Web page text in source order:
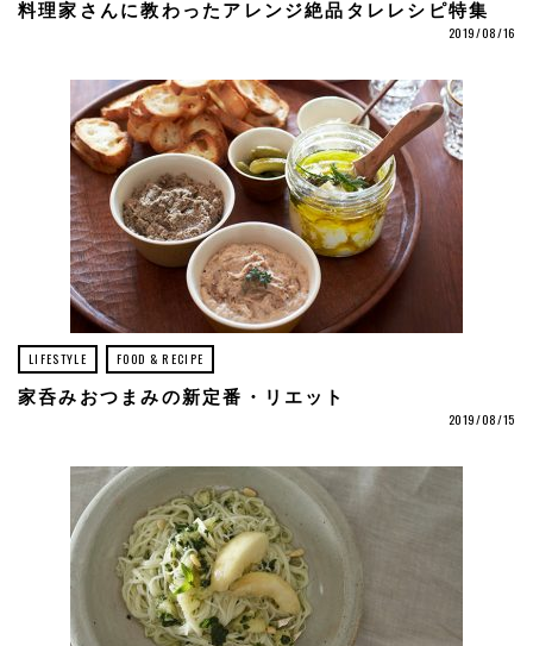
料理家さんに教わったアレンジ絶品タレレシピ特集
2019/08/16
LIFESTYLE FOOD & RECIPE
家呑みおつまみの新定番・リエット
2019/08/15